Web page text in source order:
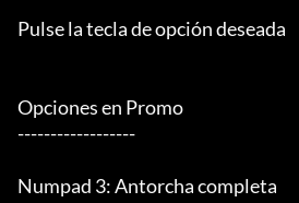
Pulse la tecla de opción deseada
Opciones en Promo
------------------
Numpad 3: Antorcha completa